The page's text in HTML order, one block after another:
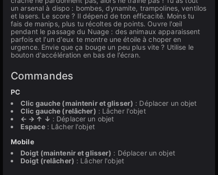
un arsenal à dispo : bombes, dynamite, trampolines, ventilos
et lasers. Le score ? Il dépend de ton efficacité. Moins tu
fais de manips, plus tu récoltes de points. Ouvre l'œil
pendant le passage du Nuage : des animaux apparaissent
parfois et l'un d'eux te montre une étoile à choper en
urgence. Envie que ça bouge un peu plus vite ? Utilise le
bouton d'accélération en bas de l'écran.
Commandes
PC
Clic gauche (maintenir et glisser) : Déplacer un objet
Clic gauche (relâcher) : Lâcher l'objet
← → ↑ ↓ : Déplacer un objet
Espace: Lâcher l'objet
Mobile
Doigt (maintenir et glisser) : Déplacer un objet
Doigt (relâcher) : Lâcher l'objet